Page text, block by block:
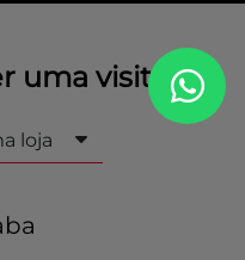
uma visita
loja